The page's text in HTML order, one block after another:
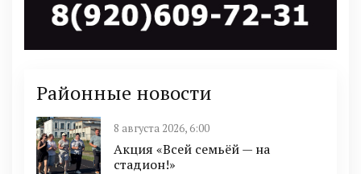
Районные новости
8 августа 2026, 6:00
Акция «Всей семьёй — на
стадион!»